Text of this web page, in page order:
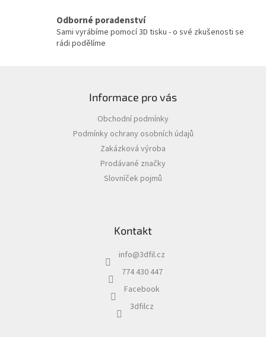
p
i
Odborné poradenství
Sami vyrábíme pomocí 3D tisku - o své zkušenosti se
rádi podělíme
Informace pro vás
Obchodní podmínky
Podmínky ochrany osobních údajů
Zakázková výroba
Prodávané značky
Slovníček pojmů
Kontakt
info@3dfil.cz
774 430 447
Facebook
3dfilcz